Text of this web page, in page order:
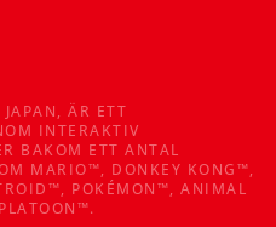
ÄR ETT
INTERAKTIV
BAKOM ETT ANTAL
MARIO™, DONKEY KONG™,
POKÉMON™, ANIMAL